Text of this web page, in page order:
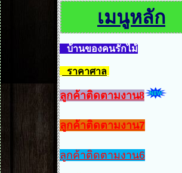
เมนูหลัก
บ้านของคนรักไม้
ราคาศาล
ลูกค้าติดตามงาน8
ลูกค้าติดตามงาน7
ลูกค้าติดตามงาน6